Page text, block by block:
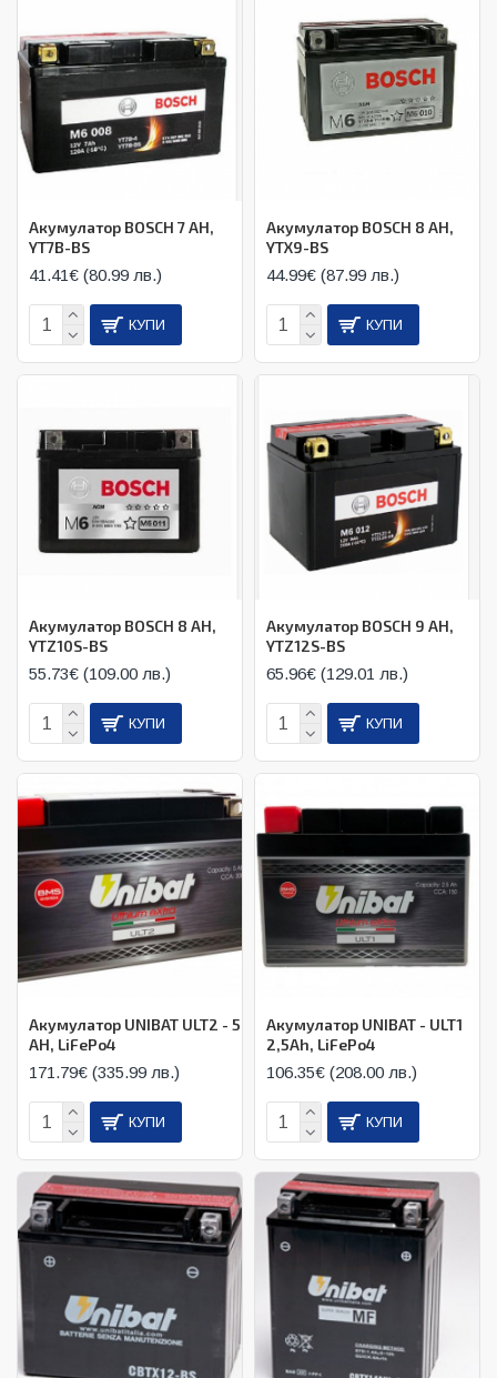
Акумулатор BOSCH 7 AH,
YT7B-BS
41.41€ (80.99 лв.)
КУПИ
Акумулатор BOSCH 8 AH,
YTX9-BS
44.99€ (87.99 лв.)
КУПИ
Акумулатор BOSCH 8 AH,
YTZ10S-BS
55.73€ (109.00 лв.)
КУПИ
Акумулатор BOSCH 9 AH,
YTZ12S-BS
65.96€ (129.01 лв.)
КУПИ
Акумулатор UNIBAT ULT2 - 5
AH, LiFePo4
171.79€ (335.99 лв.)
КУПИ
Акумулатор UNIBAT - ULT1
2,5Ah, LiFePo4
106.35€ (208.00 лв.)
КУПИ